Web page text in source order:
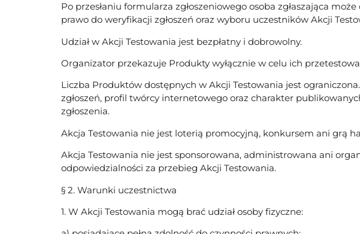
Po przesłaniu formularza zgłoszeniowego osoba zgłaszająca
prawo do weryfikacji zgłoszeń oraz wyboru uczestników Akcji
Udział w Akcji Testowania jest bezpłatny i dobrowolny.
Organizator przekazuje Produkty wyłącznie w celu ich
Liczba Produktów dostępnych w Akcji Testowania jest
zgłoszeń, profil twórcy internetowego oraz charakter
zgłoszenia.
Akcja Testowania nie jest loterią promocyjną, konkursem ani grą
Akcja Testowania nie jest sponsorowana, administrowana ani
odpowiedzialności za przebieg Akcji Testowania.
§ 2. Warunki uczestnictwa
1. W Akcji Testowania mogą brać udział osoby fizyczne: